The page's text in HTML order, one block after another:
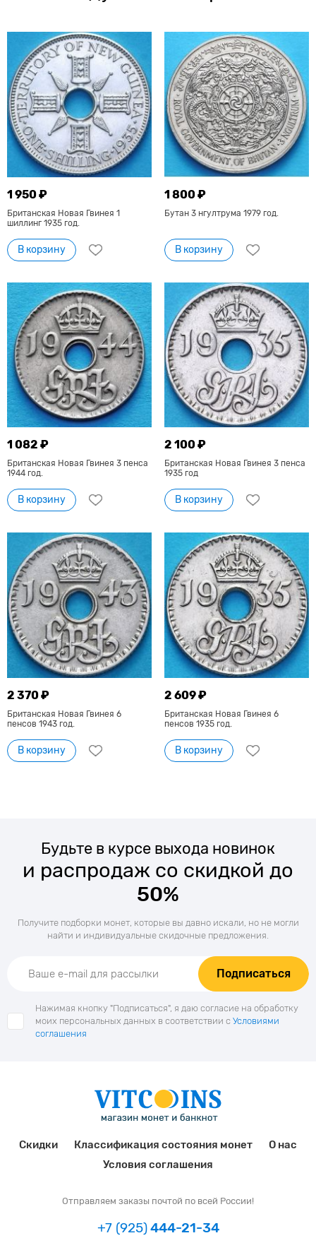
1 950 ₽
Британская Новая Гвинея 1
шиллинг 1935 год.
В корзину
1 800 ₽
Бутан 3 нгултрума 1979 год.
В корзину
1 082 ₽
Британская Новая Гвинея 3 пенса
1944 год.
В корзину
2 100 ₽
Британская Новая Гвинея 3 пенса
1935 год
В корзину
2 370 ₽
Британская Новая Гвинея 6
пенсов 1943 год.
В корзину
2 609 ₽
Британская Новая Гвинея 6
пенсов 1935 год.
В корзину
Будьте в курсе выхода новинок
и распродаж со скидкой до
50%
Получите подборки монет, которые вы давно искали, но не могли
найти и индивидуальные скидочные предложения.
Подписаться
Нажимая кнопку "Подписаться", я даю согласие на обработку
моих персональных данных в соответствии с Условиями
соглашения
Скидки Классификация состояния монет
О нас
Условия соглашения
Отправляем заказы почтой по всей России!
+7 (925)444-21-34